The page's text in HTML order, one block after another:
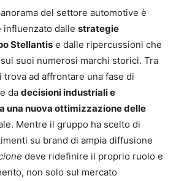
del settore automotive è
influenzato dalle strategie
Stellantis e dalle ripercussioni che
suoi numerosi marchi storici. Tra
trova ad affrontare una fase di
da decisioni industriali e
una nuova ottimizzazione delle
Mentre il gruppo ha scelto di
su brand di ampia diffusione
deve ridefinire il proprio ruolo e
non solo sul mercato